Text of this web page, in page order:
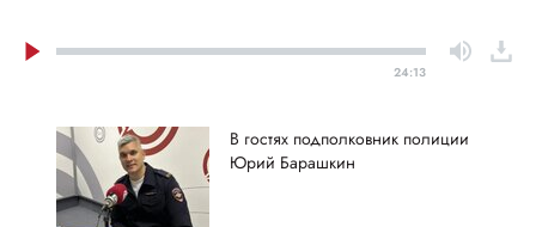
24:13
В гостях подполковник полиции
Юрий Барашкин